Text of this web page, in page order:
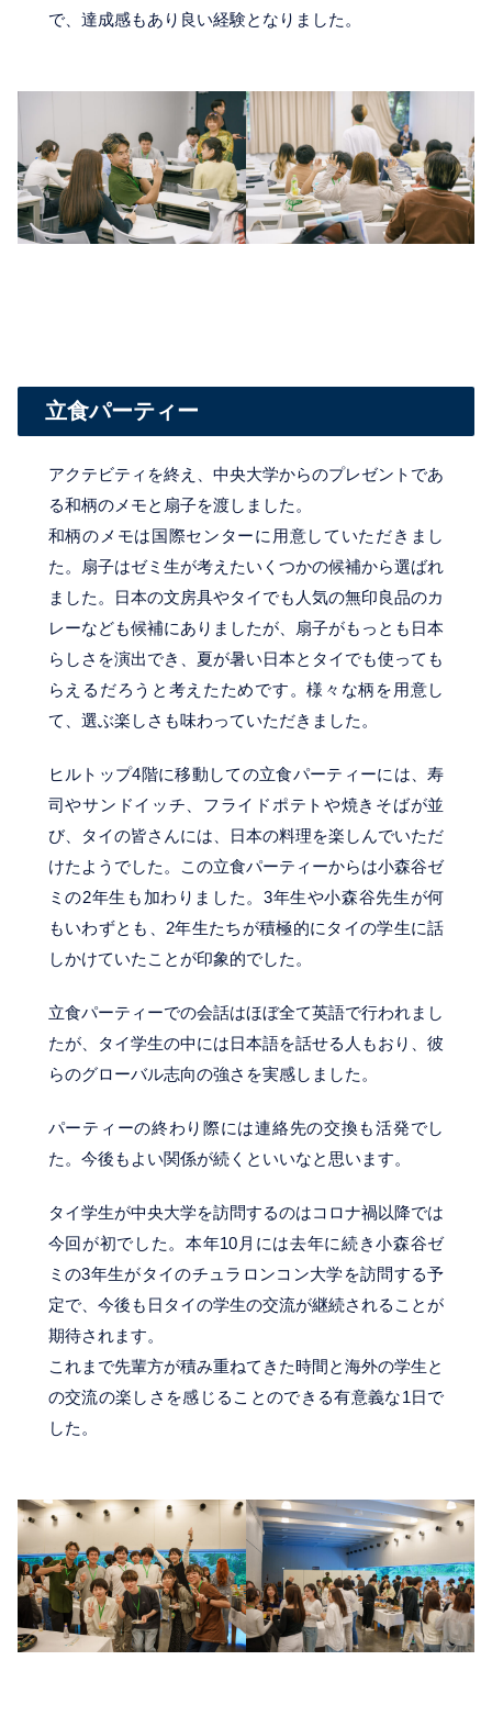
で、達成感もあり良い経験となりました。
立食パーティー
アクテビティを終え、中央大学からのプレゼントであ
る和柄のメモと扇子を渡しました。
和柄のメモは国際センターに用意していただきまし
た。扇子はゼミ生が考えたいくつかの候補から選ばれ
ました。日本の文房具やタイでも人気の無印良品のカ
レーなども候補にありましたが、扇子がもっとも日本
らしさを演出でき、夏が暑い日本とタイでも使っても
らえるだろうと考えたためです。様々な柄を用意し
て、選ぶ楽しさも味わっていただきました。
ヒルトップ4階に移動しての立食パーティーには、寿
司やサンドイッチ、フライドポテトや焼きそばが並
び、タイの皆さんには、日本の料理を楽しんでいただ
けたようでした。この立食パーティーからは小森谷ゼ
ミの2年生も加わりました。3年生や小森谷先生が何
もいわずとも、2年生たちが積極的にタイの学生に話
しかけていたことが印象的でした。
立食パーティーでの会話はほぼ全て英語で行われまし
たが、タイ学生の中には日本語を話せる人もおり、彼
らのグローバル志向の強さを実感しました。
パーティーの終わり際には連絡先の交換も活発でし
た。今後もよい関係が続くといいなと思います。
タイ学生が中央大学を訪問するのはコロナ禍以降では
今回が初でした。本年10月には去年に続き小森谷ゼ
ミの3年生がタイのチュラロンコン大学を訪問する予
定で、今後も日タイの学生の交流が継続されることが
期待されます。
これまで先輩方が積み重ねてきた時間と海外の学生と
の交流の楽しさを感じることのできる有意義な1日で
した。